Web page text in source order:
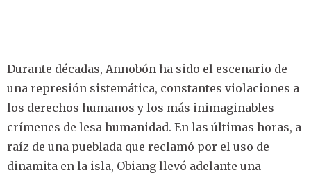
Durante décadas, Annobón ha sido el escenario de
una represión sistemática, constantes violaciones a
los derechos humanos y los más inimaginables
crímenes de lesa humanidad. En las últimas horas, a
raíz de una pueblada que reclamó por el uso de
dinamita en la isla, Obiang llevó adelante una